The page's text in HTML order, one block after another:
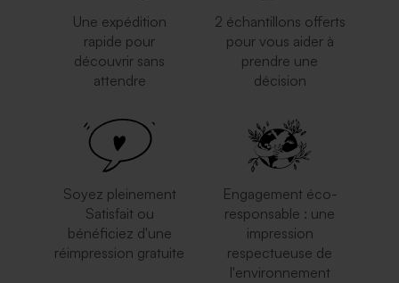
Une expédition
rapide pour
découvrir sans
attendre
2 échantillons offerts
pour vous aider à
prendre une
décision
Soyez pleinement
Satisfait ou
bénéficiez d'une
réimpression gratuite
Engagement éco-
responsable : une
impression
respectueuse de
l'environnement